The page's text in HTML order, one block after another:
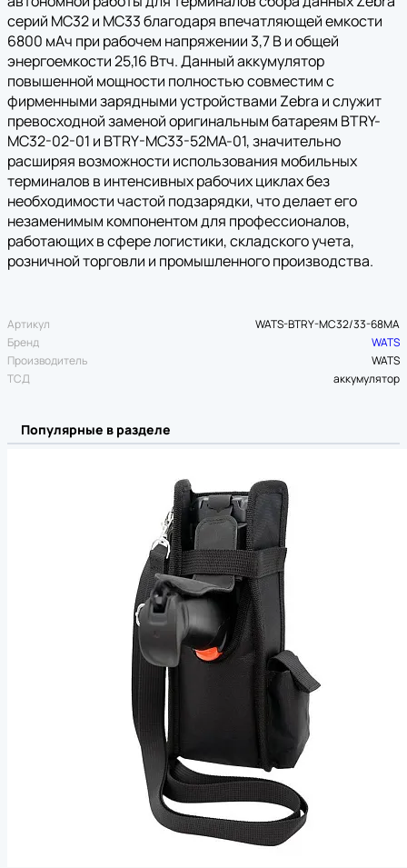
серий MC32 и MC33 благодаря впечатляющей емкости
6800 мАч при рабочем напряжении 3,7 В и общей
энергоемкости 25,16 Втч. Данный аккумулятор
повышенной мощности полностью совместим с
фирменными зарядными устройствами Zebra и служит
превосходной заменой оригинальным батареям BTRY-
MC32-02-01 и BTRY-MC33-52MA-01, значительно
расширяя возможности использования мобильных
терминалов в интенсивных рабочих циклах без
необходимости частой подзарядки, что делает его
незаменимым компонентом для профессионалов,
работающих в сфере логистики, складского учета,
розничной торговли и промышленного производства.
Артикул
WATS-BTRY-MC32/33-68MA
Бренд
WATS
Производитель
WATS
ТСД
аккумулятор
Популярные в разделе